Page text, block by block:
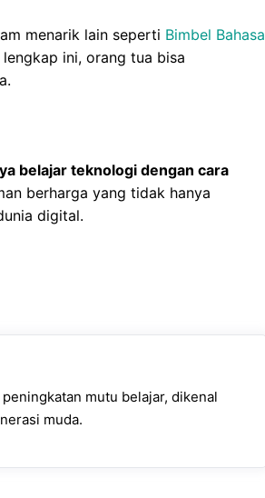
menarik lain seperti Bimbel Bahasa
ini, orang tua bisa
belajar teknologi dengan cara
berharga yang tidak hanya
digital.
mutu belajar, dikenal
muda.